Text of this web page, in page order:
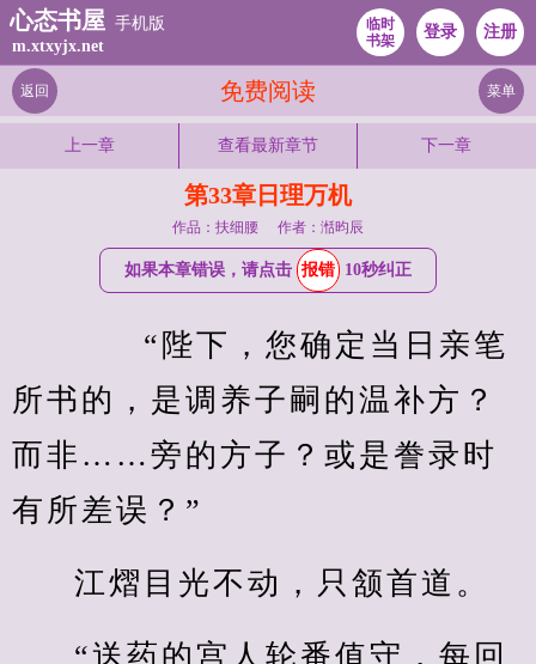
心态书屋 手机版
m.xtxyjx.net
临时
书架
登录 注册
免费阅读
返回 菜单
上一章 查看最新章节 下一章
第33章日理万机
作品：扶细腰 作者：湉昀辰
如果本章错误，请点击 报错 10秒纠正
“陛下，您确定当日亲笔
所书的，是调养子嗣的温补方？
而非……旁的方子？或是誊录时
有所差误？”
江熠目光不动，只颔首道。
“送药的宫人轮番值守，每回